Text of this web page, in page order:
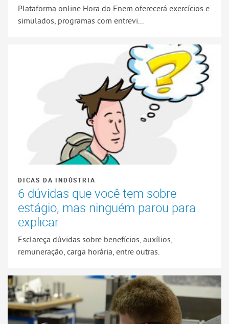
Plataforma online Hora do Enem oferecerá exercícios e
simulados, programas com entrevi...
DICAS DA INDÚSTRIA
6 dúvidas que você tem sobre
estágio, mas ninguém parou para
explicar
Esclareça dúvidas sobre benefícios, auxílios,
remuneração, carga horária, entre outras.